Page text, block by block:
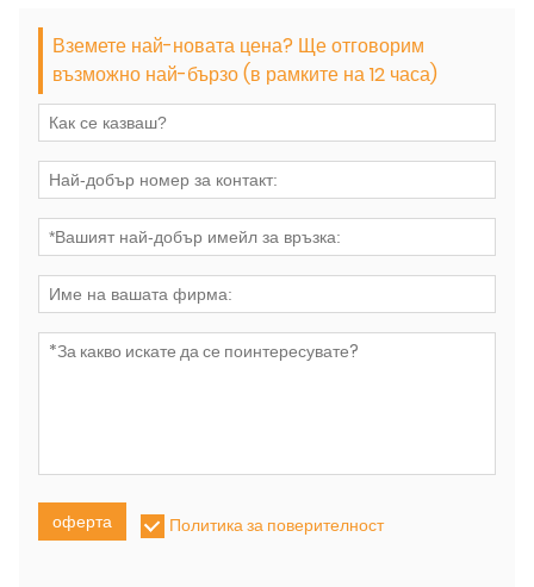
Вземете най-новата цена? Ще отговорим
възможно най-бързо (в рамките на 12 часа)
оферта Политика за поверителност